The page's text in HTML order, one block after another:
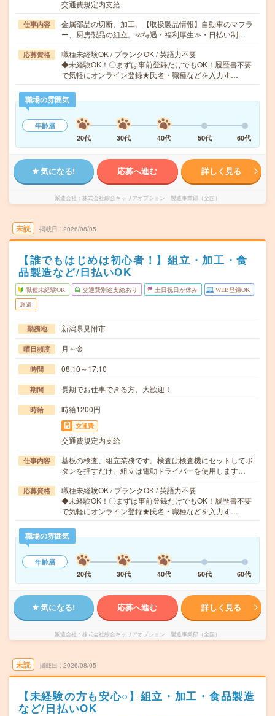
交通費規定内支給
仕事内容
金属部品の切断、加工。【取扱製品情報】自動車のマフラ
ー、厨房製品の組立。≪待遇・福利厚生≫・日払い制…
応募資格
職種未経験OK / ブランクOK / 英語力不要
◆未経験OK！〇まずは事前登録だけでもOK！履歴書不要
で気軽にオンライン登録★氏名・職種などを入力す…
職場の雰囲気
年齢層
20代
30代 40代 50代 60代
気になる! 応募へ進む 詳しく見る
派遣会社 株式会社綜合キャリアオプション 製造事業部（全国）
未読 掲載日 2026/08/05
【誰でもはじめは初心者！】組立・加工・食
品製造など/日払いOK
職種未経験OK 交通費別途支給あり 土日祝日が休み WEB登録OK
派遣
勤務地 新潟県見附市
曜日頻度 月～金
時間 08:10～17:10
期間 長期でお仕事できる方、大歓迎！
時給 時給1200円
交通費
交通費規定内支給
仕事内容
基板の検査、組立業務です。検査は検査機にセットしてボ
タンを押すだけ。組立は電動ドライバーを使用します…
応募資格
職種未経験OK / ブランクOK / 英語力不要
◆未経験OK！〇まずは事前登録だけでもOK！履歴書不要
で気軽にオンライン登録★氏名・職種などを入力す…
職場の雰囲気
年齢層
20代
30代 40代 50代 60代
気になる! 応募へ進む 詳しく見る
派遣会社 株式会社綜合キャリアオプション 製造事業部（全国）
未読 掲載日 2026/08/05
【未経験の方も安心○】組立・加工・食品製造
など/日払いOK